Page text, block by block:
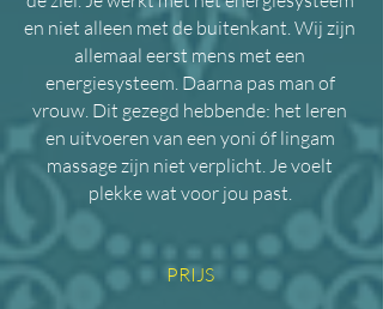
en niet alleen met de buitenkant. Wij zijn
allemaal eerst mens met een
energiesysteem. Daarna pas man of
vrouw. Dit gezegd hebbende: het leren
en uitvoeren van een yoni óf lingam
massage zijn niet verplicht. Je voelt
plekke wat voor jou past.
PRIJS